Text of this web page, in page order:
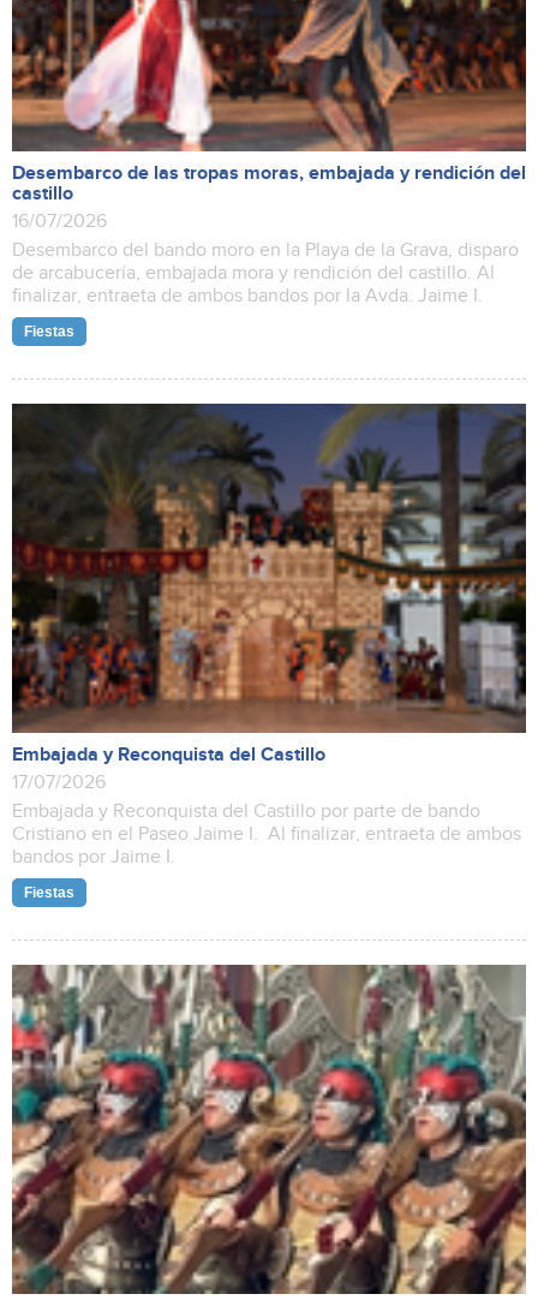
Desembarco de las tropas moras, embajada y rendición del
castillo
16/07/2026
Desembarco del bando moro en la Playa de la Grava, disparo
de arcabucería, embajada mora y rendición del castillo. Al
finalizar, entraeta de ambos bandos por la Avda. Jaime I.
Fiestas
Embajada y Reconquista del Castillo
17/07/2026
Embajada y Reconquista del Castillo por parte de bando
Cristiano en el Paseo Jaime I. Al finalizar, entraeta de ambos
bandos por Jaime I.
Fiestas